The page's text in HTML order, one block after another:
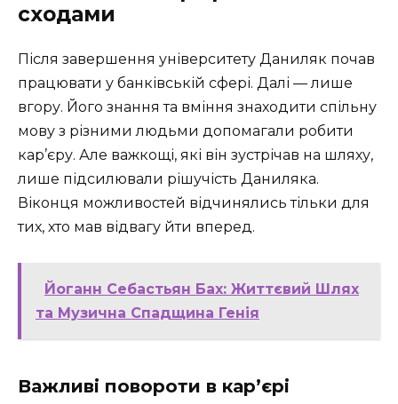
сходами
Після завершення університету Даниляк почав
працювати у банківській сфері. Далі — лише
вгору. Його знання та вміння знаходити спільну
мову з різними людьми допомагали робити
кар’єру. Але важкощі, які він зустрічав на шляху,
лише підсилювали рішучість Даниляка.
Віконця можливостей відчинялись тільки для
тих, хто мав відвагу йти вперед.
Йоганн Себастьян Бах: Життєвий Шлях
та Музична Спадщина Генія
Важливі повороти в кар’єрі